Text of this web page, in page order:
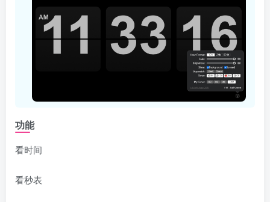
功能
看时间
看秒表